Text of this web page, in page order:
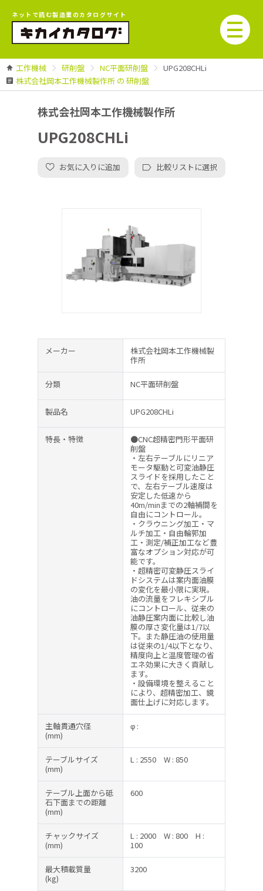
ネットで読む製造業のカタログサイト
工作機械 研削盤 NC平面研削盤
UPG208CHLi
株式会社岡本工作機械製作所 の 研削盤
株式会社岡本工作機械製作所
UPG208CHLi
お気に入りに追加 比較リストに選択
メーカー
株式会社岡本工作機械製
作所
分類 NC平面研削盤
製品名 UPG208CHLi
特長・特徴
●CNC超精密門形平面研
削盤
・左右テーブルにリニア
モータ駆動と可変油静圧
スライドを採用したこと
で、左右テーブル速度は
安定した低速から
40m/minまでの2軸補間を
自由にコントロール。
・クラウニング加工・マ
ルチ加工・自由輪郭加
工・測定/補正加工など豊
富なオプション対応が可
能です。
・超精密可変静圧スライ
ドシステムは案内面油膜
の変化を最小限に実現。
油の流量をフレキシブル
にコントロール、従来の
油静圧案内面に比較し油
膜の厚さ変化量は1/7以
下。また静圧油の使用量
は従来の1/4以下となり、
精度向上と温度管理の省
エネ効果に大きく貢献し
ます。
・設備環境を整えること
により、超精密加工、鏡
面仕上げに対応します。
主軸貫通穴径
(mm)
φ :
テーブルサイズ
(mm)
L : 2550 W : 850
テーブル上面から砥
石下面までの距離
(mm)
600
チャックサイズ
(mm)
L : 2000 W : 800
H :
100
最大積載質量
(kg)
3200